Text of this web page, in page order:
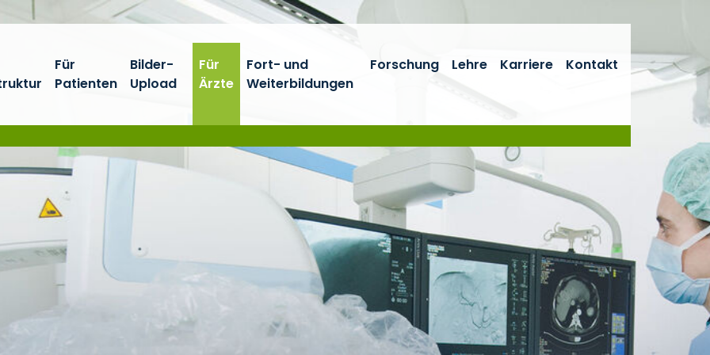
Für
Patienten
Bilder-
Upload
Für
Ärzte
Fort- und
Weiterbildungen
Forschung Lehre Karriere Kontakt